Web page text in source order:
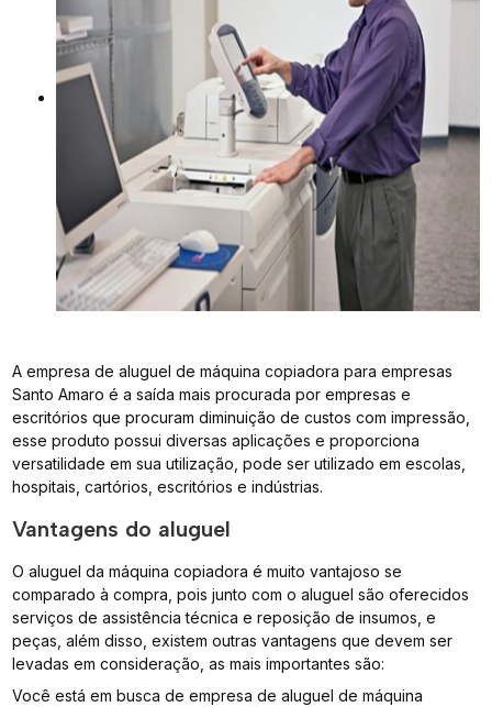
A empresa de aluguel de máquina copiadora para empresas
Santo Amaro é a saída mais procurada por empresas e
escritórios que procuram diminuição de custos com impressão,
esse produto possui diversas aplicações e proporciona
versatilidade em sua utilização, pode ser utilizado em escolas,
hospitais, cartórios, escritórios e indústrias.
Vantagens do aluguel
O aluguel da máquina copiadora é muito vantajoso se
comparado à compra, pois junto com o aluguel são oferecidos
serviços de assistência técnica e reposição de insumos, e
peças, além disso, existem outras vantagens que devem ser
levadas em consideração, as mais importantes são:
Você está em busca de empresa de aluguel de máquina